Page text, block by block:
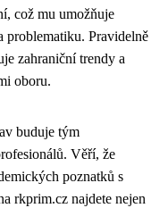
což mu umožňuje
problematiku. Pravidelně
zahraniční trendy a
oboru.
buduje tým
Věří, že
poznatků s
rkprim.cz najdete nejen